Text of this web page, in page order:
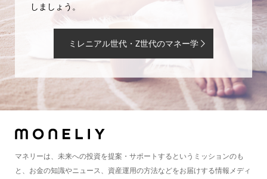
しましょう。
ミレニアル世代・Z世代のマネー学
マネリーは、未来への投資を提案・サポートするというミッションのも
と、お金の知識やニュース、資産運用の方法などをお届けする情報メディ